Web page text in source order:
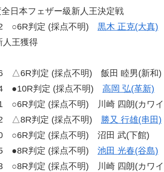
日本フェザー級新人王決定戦
○6R判定 (採点不明) 黒木 正克(大真)
王獲得
△6R判定 (採点不明) 飯田 睦男(新和)
●10R判定 (採点不明) 高岡 弘(革新)
○6R判定 (採点不明) 川崎 四朗(カワ
△8R判定 (採点不明) 勝又 行雄(串田)
○6R判定 (採点不明) 沼田 武(下館)
●8R判定 (採点不明) 池田 光春(谷島)
○8R判定 (採点不明) 川崎 四朗(カワ